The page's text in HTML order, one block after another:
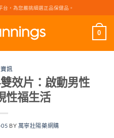
，為您嚴挑細選正品保健品。
0
訊
效片：啟動男性
性福生活
05 BY 萬寧壯陽藥網購